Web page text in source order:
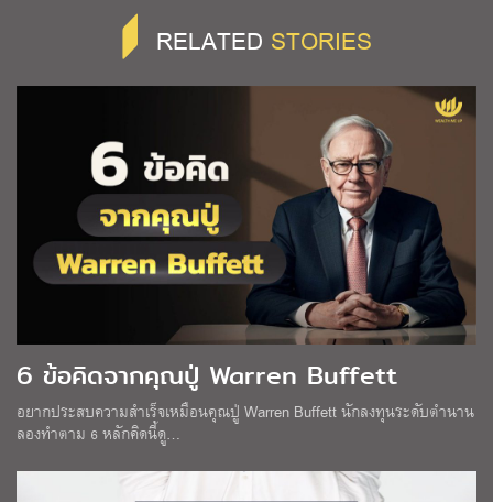
RELATED STORIES
6 ข้อคิดจากคุณปู่ Warren Buffett
อยากประสบความสำเร็จเหมือนคุณปู่ Warren Buffett นักลงทุนระดับตำนาน
ลองทำตาม 6 หลักคิดนี้ดู…